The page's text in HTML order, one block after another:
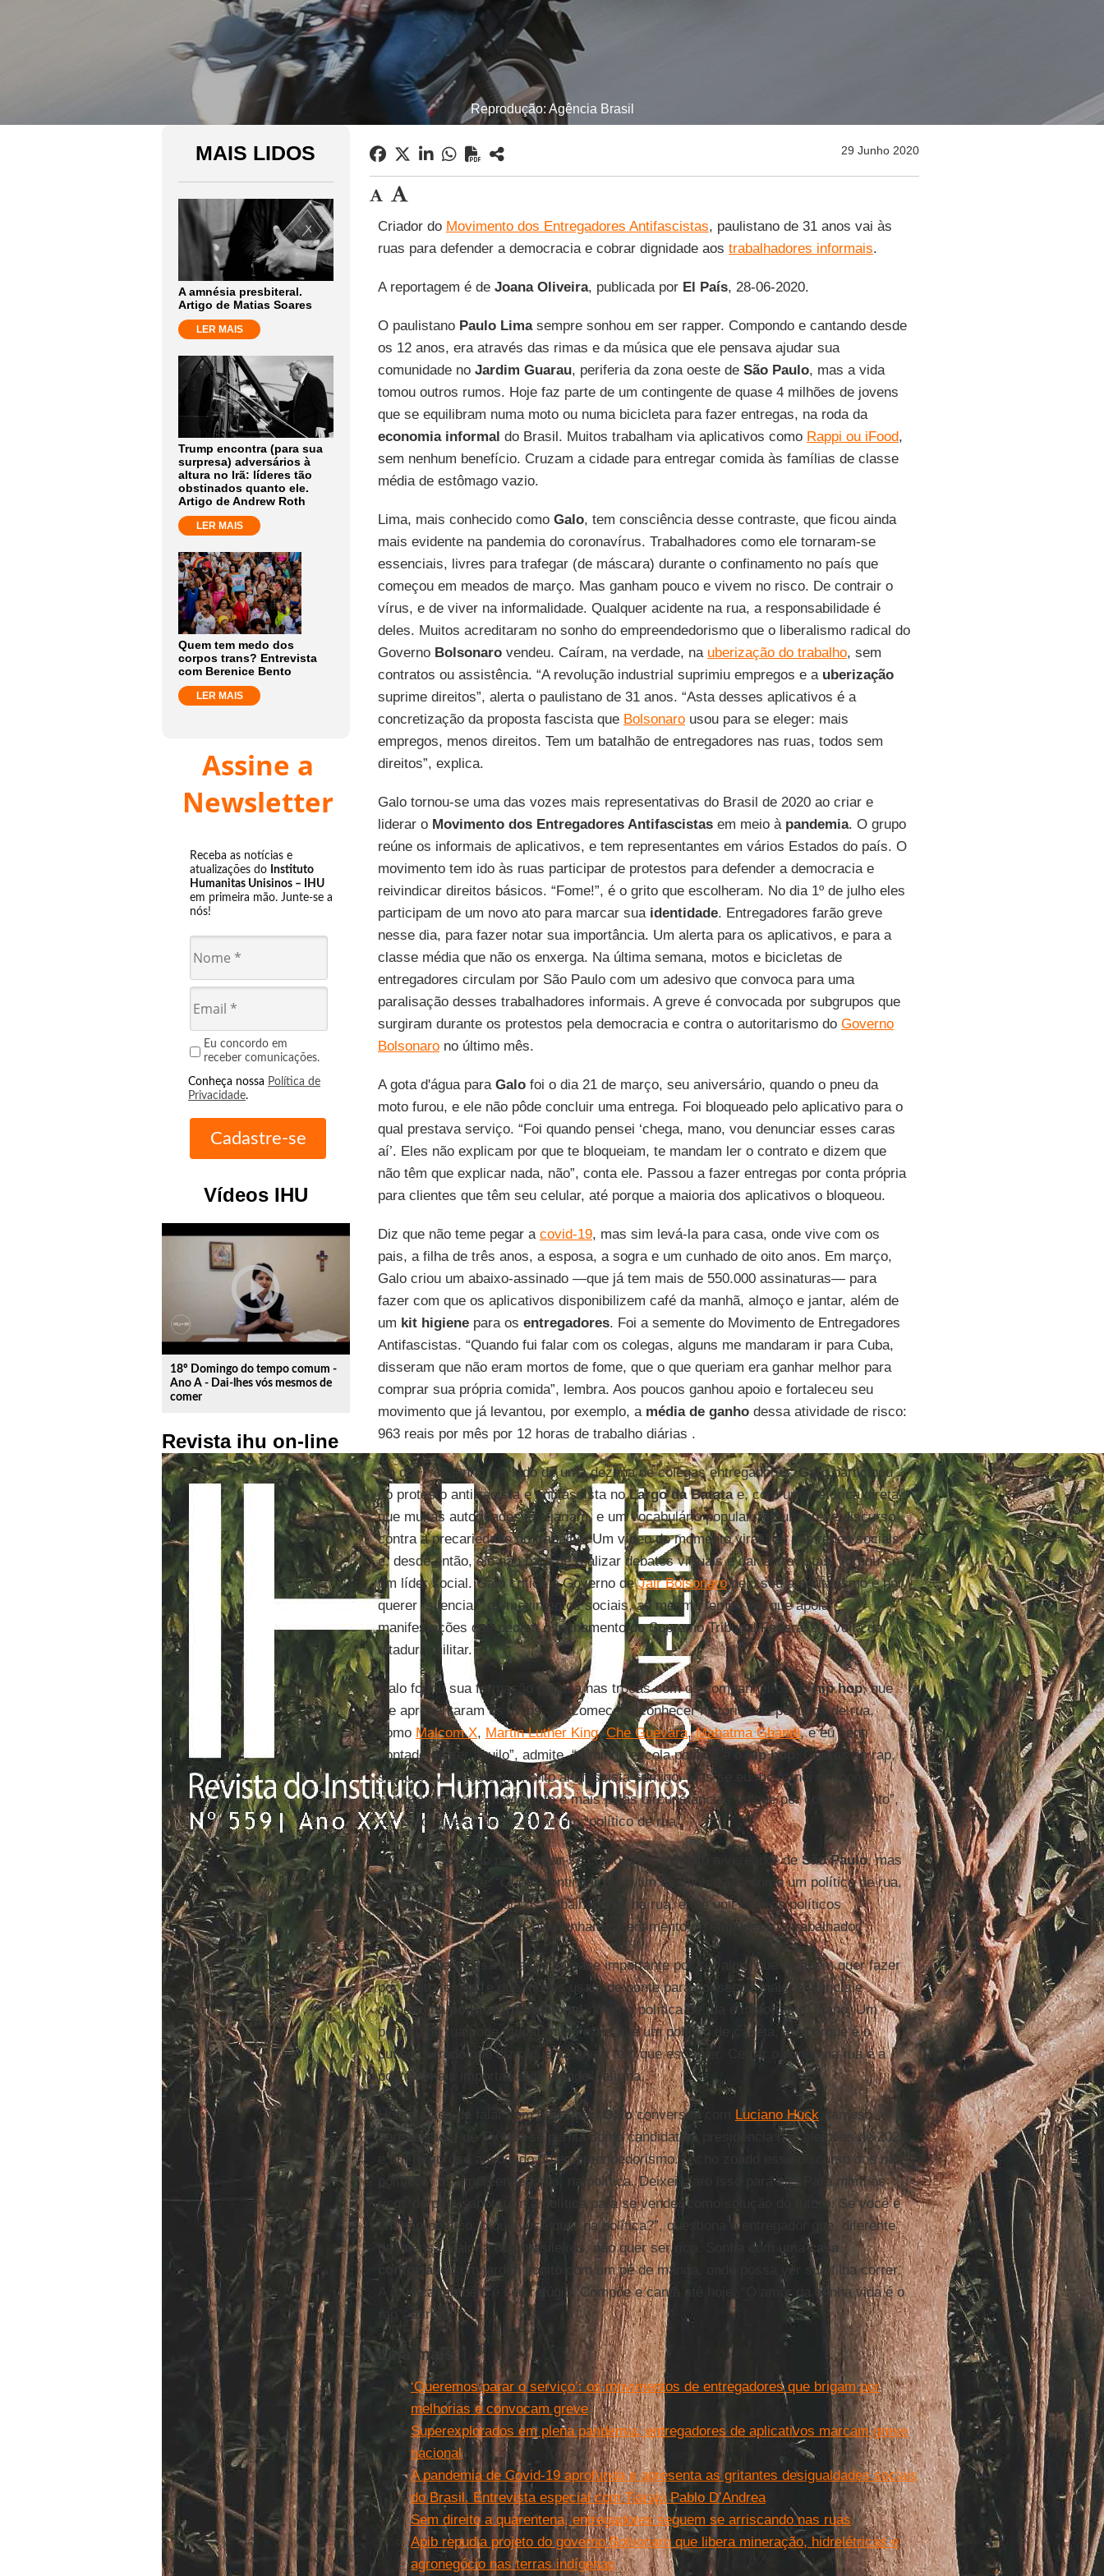
Reprodução: Agência Brasil
MAIS LIDOS
A amnésia presbiteral.
Artigo de Matias Soares
LER MAIS
Trump encontra (para sua
surpresa) adversários à
altura no Irã: líderes tão
obstinados quanto ele.
Artigo de Andrew Roth
LER MAIS
Quem tem medo dos
corpos trans? Entrevista
com Berenice Bento
LER MAIS
Assine a
Newsletter
Receba as notícias e
atualizações do Instituto
Humanitas Unisinos – IHU
em primeira mão. Junte-se a
nós!
Eu concordo em
receber comunicações.
Conheça nossa Política de
Privacidade.
Vídeos IHU
play_circle_outline
18º Domingo do tempo comum -
Ano A - Dai-lhes vós mesmos de
comer
Revista ihu on-line
29 Junho 2020
Criador do Movimento dos Entregadores Antifascistas, paulistano de 31 anos vai às
ruas para defender a democracia e cobrar dignidade aos trabalhadores informais.
A reportagem é de Joana Oliveira, publicada por El País, 28-06-2020.
O paulistano Paulo Limasempre sonhou em ser rapper. Compondo e cantando desde
os 12 anos, era através das rimas e da música que ele pensava ajudar sua
comunidade no Jardim Guarau, periferia da zona oeste de São Paulo, mas a vida
tomou outros rumos. Hoje faz parte de um contingente de quase 4 milhões de jovens
que se equilibram numa moto ou numa bicicleta para fazer entregas, na roda da
economia informal do Brasil. Muitos trabalham via aplicativos como Rappi ou iFood,
sem nenhum benefício. Cruzam a cidade para entregar comida às famílias de classe
média de estômago vazio.
Lima, mais conhecido como Galo, tem consciência desse contraste, que ficou ainda
mais evidente na pandemia do coronavírus. Trabalhadores como ele tornaram-se
essenciais, livres para trafegar (de máscara) durante o confinamento no país que
começou em meados de março. Mas ganham pouco e vivem no risco. De contrair o
vírus, e de viver na informalidade. Qualquer acidente na rua, a responsabilidade é
deles. Muitos acreditaram no sonho do empreendedorismo que o liberalismo radical do
Governo Bolsonarovendeu. Caíram, na verdade, na uberização do trabalho, sem
contratos ou assistência. “A revolução industrial suprimiu empregos e a uberização
suprime direitos”, alerta o paulistano de 31 anos. “Asta desses aplicativos é a
concretização da proposta fascista que Bolsonarousou para se eleger: mais
empregos, menos direitos. Tem um batalhão de entregadores nas ruas, todos sem
direitos”, explica.
Galo tornou-se uma das vozes mais representativas do Brasil de 2020 ao criar e
liderar o Movimento dos Entregadores Antifascistasem meio à pandemia. O grupo
reúne os informais de aplicativos, e tem representantes em vários Estados do país. O
movimento tem ido às ruas participar de protestos para defender a democracia e
reivindicar direitos básicos. “Fome!”, é o grito que escolheram. No dia 1º de julho eles
participam de um novo ato para marcar sua identidade. Entregadores farão greve
nesse dia, para fazer notar sua importância. Um alerta para os aplicativos, e para a
classe média que não os enxerga. Na última semana, motos e bicicletas de
entregadores circulam por São Paulo com um adesivo que convoca para uma
paralisação desses trabalhadores informais. A greve é convocada por subgrupos que
surgiram durante os protestos pela democracia e contra o autoritarismo do Governo
Bolsonarono último mês.
A gota d'água para Galofoi o dia 21 de março, seu aniversário, quando o pneu da
moto furou, e ele não pôde concluir uma entrega. Foi bloqueado pelo aplicativo para o
qual prestava serviço. “Foi quando pensei ‘chega, mano, vou denunciar esses caras
aí’. Eles não explicam por que te bloqueiam, te mandam ler o contrato e dizem que
não têm que explicar nada, não”, conta ele. Passou a fazer entregas por conta própria
para clientes que têm seu celular, até porque a maioria dos aplicativos o bloqueou.
Diz que não teme pegar a covid-19, mas sim levá-la para casa, onde vive com os
pais, a filha de três anos, a esposa, a sogra e um cunhado de oito anos. Em março,
Galo criou um abaixo-assinado —que já tem mais de 550.000 assinaturas— para
fazer com que os aplicativos disponibilizem café da manhã, almoço e jantar, além de
um kit higienepara os entregadores. Foi a semente do Movimento de Entregadores
Antifascistas. “Quando fui falar com os colegas, alguns me mandaram ir para Cuba,
disseram que não eram mortos de fome, que o que queriam era ganhar melhor para
comprar sua própria comida”, lembra. Aos poucos ganhou apoio e fortaleceu seu
movimento que já levantou, por exemplo, a média de ganhodessa atividade de risco:
963 reais por mês por 12 horas de trabalho diárias .
No dia 7 de junho, ao lado de uma dezena de colegas entregadores,Galoparticipou
do protesto antirracista e antifascista noLargo da Batatae, com uma retórica direta,
que muitas autoridades invejariam, e um vocabulário popular, fez um breve discurso
contra a precariedade do trabalho. Um vídeo do momento viralizou nas redes sociais,
e, desde então, ele não para de realizar debates virtuais e dar entrevistas. Tornou-se
um líder social. Galo critica o Governo deJair Bolsonaropelo seu autoritarismo e por
querer “silenciar” os movimentos sociais, ao mesmo tempo em que apoia
manifestações que pedem o fechamento do Supremo Tribunal Federal e a volta da
ditadura militar.
Galo forjou sua formação política nas trocas com os companheiros dohip hop, que
lhe apresentaram os livros. “Aí comecei a conhecer histórias de políticos de rua,
como Malcom X, Martin Luther King,Che Guevara,Mahatma Ghandi, e eu senti
vontade de ser aquilo”, admite. “A minha escola política é ohip hop
. Graças ao rap,
sempre tive esse sentimento antifascista comigo. Mas se eu me tornei um nome
importante nesse movimento é mais pelas circunstâncias do que por conhecimento”,
diz Galo, que se define como um “político de rua”
Já foi até sondado para lançar-se como pré-candidato a vereador deSão Paulo, mas
recusou o convite. “Quero continuar até o fim da minha vida como um político de rua,
um político que articula os trabalhadores na rua, e me unir com os políticos
institucionais e sindicais que tenham o sentimento de empoderar o trabalhador”.
Ele considera essa atuação na base importante por ser algo “que ninguém quer fazer
por muito tempo” e que muitos usam de ponte para conseguir mais influência e
dinheiro napolítica institucional. “Mas a política de rua é importante, mano. Um
político de rua pode mudar muito mais que um político de caneta, até porque é o
punho cerrado que diz o que a caneta tem que escrever. Cerrar o punho na rua é a
política mais importante do mundo”, afirma.
Horas antes de falar com oEl País Galoconversou com Luciano Huck, famoso
apresentador de TV que se perfila como candidato à presidência nas eleições de 2022
e um fervoroso advogado do empreendedorismo. “Acho zoado esse discurso dos não-
políticos, os empreendedores, na política. Deixei claro isso para ele. Para mim, os
ricos do país sabotaram a política para se vender como solução do futuro. Se você é
um não-político, o que você quer na política?”, questiona o entregador que, diferente
da imensa maioria dos brasileiros, não quer ser rico. Sonha com umacasa
confortável, um jardim bonito com um pé de manga, onde possa ver sua filha correr.
A música também é seu refúgio. Compõe e canta até hoje. “O amor da minha vida é o
rap”, afirma.
Leia mais
‘Queremos parar o serviço’: os movimentos de entregadores que brigam por
melhorias e convocam greve
Superexplorados em plena pandemia, entregadores de aplicativos marcam greve
nacional
A pandemia de Covid-19 aprofunda e apresenta as gritantes desigualdades sociais
do Brasil. Entrevista especial com Tiaraju Pablo D’Andrea
Sem direito a quarentena, entregadores seguem se arriscando nas ruas
Apib repudia projeto do governo Bolsonaro que libera mineração, hidrelétricas e
agronegócio nas terras indígenas